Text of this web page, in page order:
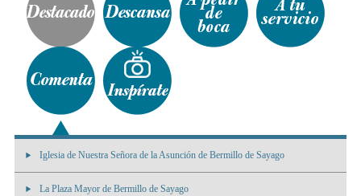
Iglesia de Nuestra Señora de la Asunción de Bermillo de Sayago
La Plaza Mayor de Bermillo de Sayago